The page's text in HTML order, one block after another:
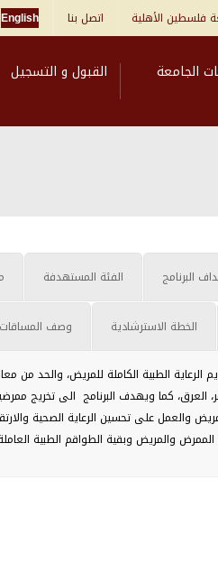
فلسطين الأهلية اتصل بنا English
الجامعة القبول و التسجيل
البرنامج الفئة المستهدفة
الخطة الاسترشادية وصف المساقات
الرعاية الطبية الكاملة للمريض، والحد
العرق، كما ويهدف البرنامج الى تخريج
والعمل على تحسين الرعاية الصحية
الممرض والمريض وبقية الطواقم الطبية